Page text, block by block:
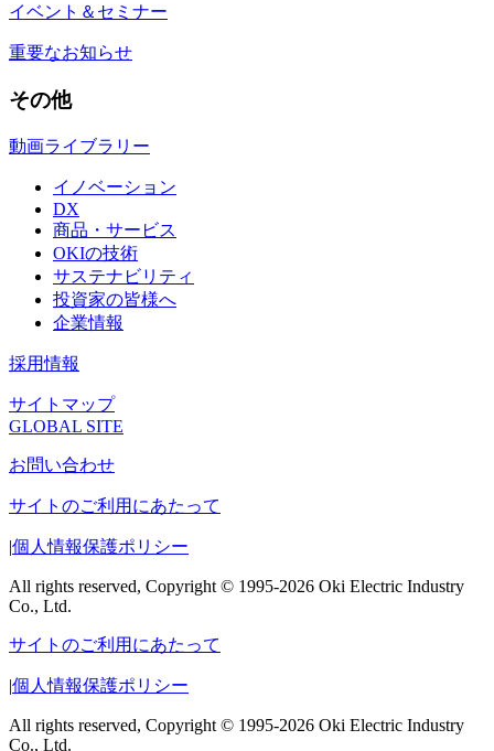
イベント＆セミナー
重要なお知らせ
その他
動画ライブラリー
イノベーション
DX
商品・サービス
OKIの技術
サステナビリティ
投資家の皆様へ
企業情報
採用情報
サイトマップ
GLOBAL SITE
お問い合わせ
サイトのご利用にあたって
|個人情報保護ポリシー
All rights reserved, Copyright © 1995-2026 Oki Electric Industry
Co., Ltd.
サイトのご利用にあたって
|個人情報保護ポリシー
All rights reserved, Copyright © 1995-2026 Oki Electric Industry
Co., Ltd.